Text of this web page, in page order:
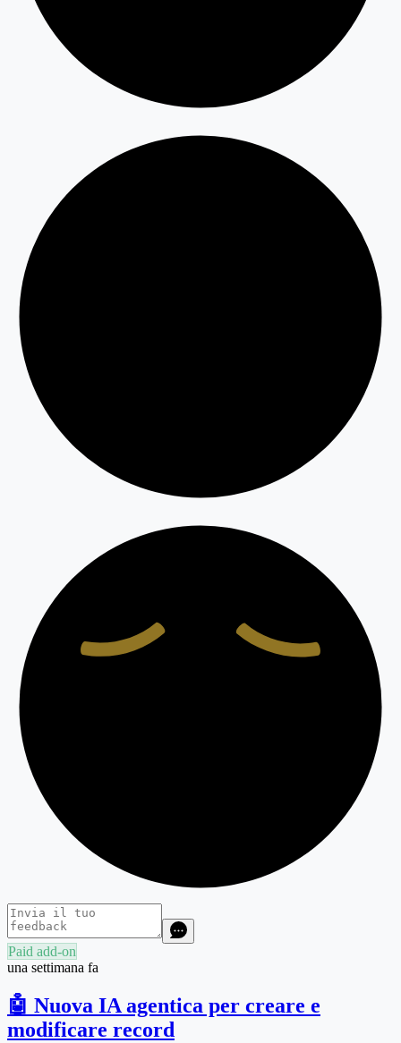
Paid add-on
una settimana fa
🤖 Nuova IA agentica per creare e
modificare record